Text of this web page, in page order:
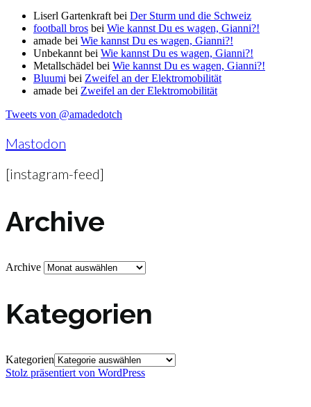
Liserl Gartenkraft bei Der Sturm und die Schweiz
football bros bei Wie kannst Du es wagen, Gianni?!
amade bei Wie kannst Du es wagen, Gianni?!
Unbekannt bei Wie kannst Du es wagen, Gianni?!
Metallschädel bei Wie kannst Du es wagen, Gianni?!
Bluumi bei Zweifel an der Elektromobilität
amade bei Zweifel an der Elektromobilität
Tweets von @amadedotch
Mastodon
[instagram-feed]
Archive
Archive
Kategorien
Kategorien
Stolz präsentiert von WordPress